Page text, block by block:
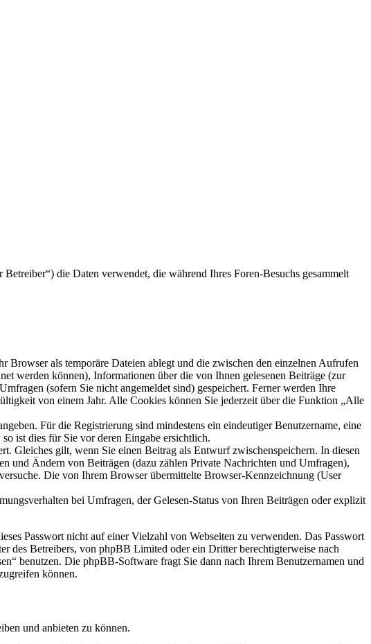
die Daten verwendet, die während Ihres Foren-Besuchs gesammelt
als temporäre Dateien ablegt und die zwischen den einzelnen Aufrufen
werden können), Informationen über die von Ihnen gelesenen Beiträge (zur
(sofern Sie nicht angemeldet sind) gespeichert. Ferner werden Ihre
von einem Jahr. Alle Cookies können Sie jederzeit über die Funktion „Alle
Für die Registrierung sind mindestens ein eindeutiger Benutzername, eine
ist dies für Sie vor deren Eingabe ersichtlich.
Gleiches gilt, wenn Sie einen Beitrag als Entwurf zwischenspeichern. In diesen
und Ändern von Beiträgen (dazu zählen Private Nachrichten und Umfragen),
Die von Ihrem Browser übermittelte Browser-Kennzeichnung (User
bei Umfragen, der Gelesen-Status von Ihren Beiträgen oder explizit
Passwort nicht auf einer Vielzahl von Webseiten zu verwenden. Das Passwort
des Betreibers, von phpBB Limited oder ein Dritter berechtigterweise nach
benutzen. Die phpBB-Software fragt Sie dann nach Ihrem Benutzernamen und
können.
und anbieten zu können.